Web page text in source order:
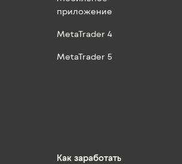
приложение
MetaTrader 4
MetaTrader 5
Как заработать